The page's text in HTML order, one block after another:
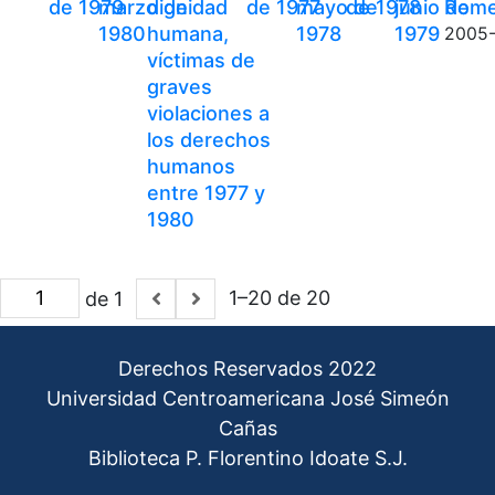
de 1979marzo de
1980
dignidad
humana,
víctimas de
graves
violaciones a
los derechos
humanos
entre 1977 y
1980
de 1977mayo de
1978
de 1978junio de
1979
de 1 1–20 de 20
Derechos Reservados 2022
Universidad Centroamericana José Simeón
Cañas
Biblioteca P. Florentino Idoate S.J.